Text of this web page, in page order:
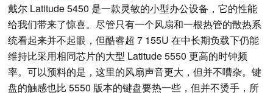
戴尔 Latitude 5450 是一款灵敏的小型办公设备，它的性能
给我们带来了惊喜。尽管只有一个风扇和一根热管的散热系
统看起来并不起眼，但酷睿超 7 155U 在中长期负载下仍能
维持比采用相同芯片的大型 Latitude 5550 更高的时钟频
率。可以预料的是，这里的风扇声音更大，但并不嘈杂。键
盘的触感也比 5550 版本的键盘要热一些，但并不烫手，所